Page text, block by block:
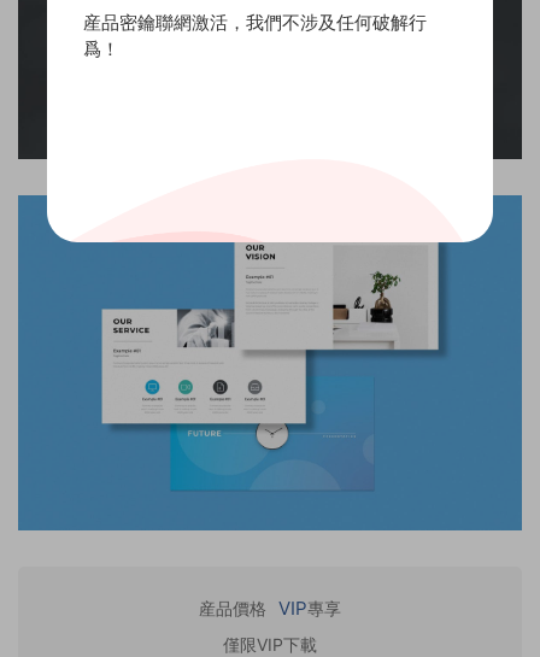
産品價格 VIP專享
僅限VIP下載
産品密鑰聯網激活，我們不涉及任何破解行
爲！